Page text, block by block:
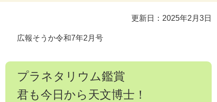
更新日：2025年2月3日
広報そうか令和7年2月号
プラネタリウム鑑賞
君も今日から天文博士！